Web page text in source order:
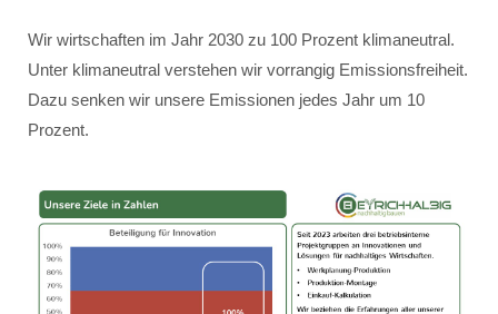
Wir wirtschaften im Jahr 2030 zu 100 Prozent klimaneutral.
Unter klimaneutral verstehen wir vorrangig Emissionsfreiheit.
Dazu senken wir unsere Emissionen jedes Jahr um 10
Prozent.